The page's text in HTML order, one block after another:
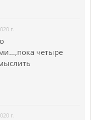
г.
четыре
г.